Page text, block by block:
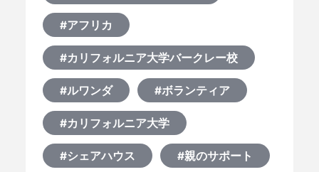
#アフリカ
#カリフォルニア大学バークレー校
#ルワンダ #ボランティア
#カリフォルニア大学
#シェアハウス #親のサポート